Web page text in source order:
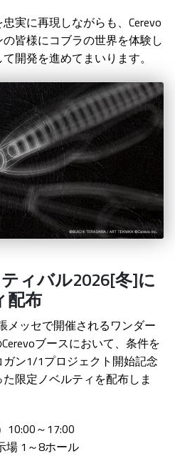
実に再現しながらも、Cerevo
皆様にコブラの世界を体験し
開発を進めてまいります。
ィバル2026[冬]に
配布
メッセで開催されるワンダー
ブースにおいて、条件を
ン1/1プロジェクト開始記念
限定ノベルティを配布しま
10:00～17:00
場 1～8ホール